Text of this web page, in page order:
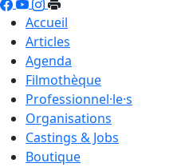
Accueil
Articles
Agenda
Filmothèque
Professionnel·le·s
Organisations
Castings & Jobs
Boutique